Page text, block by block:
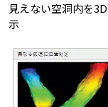
見えない空洞内を
示